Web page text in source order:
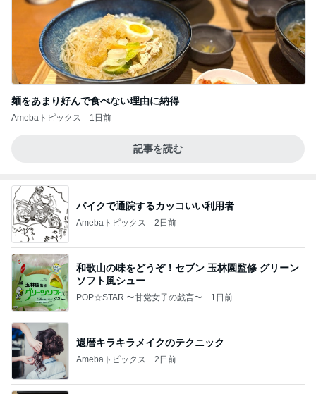
麺をあまり好んで食べない理由に納得
Amebaトピックス 1日前
記事を読む
バイクで通院するカッコいい利用者
Amebaトピックス 2日前
和歌山の味をどうぞ！セブン 玉林園監修 グリーン
ソフト風シュー
POP☆STAR 〜甘党女子の戯言〜 1日前
還暦キラキラメイクのテクニック
Amebaトピックス 2日前